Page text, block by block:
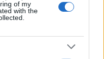
of my
with the